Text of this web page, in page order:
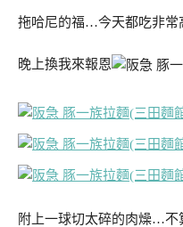
拖哈尼的福…今天都吃非常
晚上換我來報恩
附上一球切太碎的肉燥…不